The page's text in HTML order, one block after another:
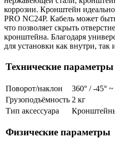
коррозии. Кронштейн
PRO NC24P. Кабель может
что позволяет скрыть
кронштейна. Благодаря
для установки как внутри,
Технические параметры
Поворот/наклон
360° / -45° ~
Грузоподъёмность 2 кг
Тип аксессуара
Физические параметры